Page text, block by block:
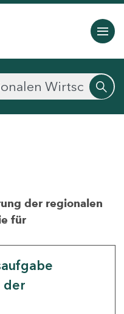
der regionalen
für
der